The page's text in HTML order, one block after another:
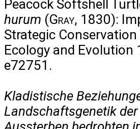
Peacock Softshell
hurum (Gray, 1830):
Strategic
Ecology and Evolution
e72751.
Kladistische
Landschaftsgenetik